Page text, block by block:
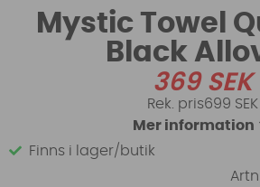
Mystic Towel
Black
369SEK
699 SEK
Mer information
Finns i lager/butik